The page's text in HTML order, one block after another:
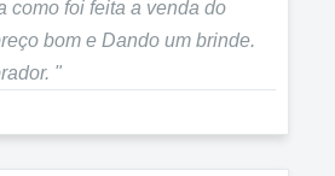
como foi feita a venda do
bom e Dando um brinde.
"